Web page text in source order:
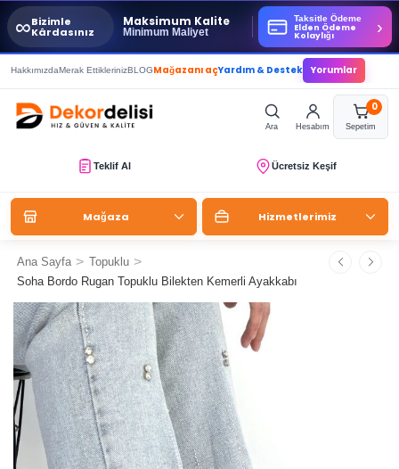
∞Bizimle
Kârdasınız
Maksimum Kalite
Minimum Maliyet
Taksitle Ödeme
Elden Ödeme
Kolaylığı ›
HakkımızdaMerak EttiklerinizBLOGMağazanı açYardım & Destek Yorumlar
Ara Hesabım
0
Sepetim
Teklif Al Ücretsiz Keşif
Mağaza Hizmetlerimiz
Ana Sayfa > Topuklu >
Soha Bordo Rugan Topuklu Bilekten Kemerli Ayakkabı